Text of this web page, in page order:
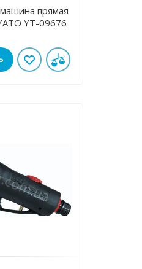
прямая
YT-09676